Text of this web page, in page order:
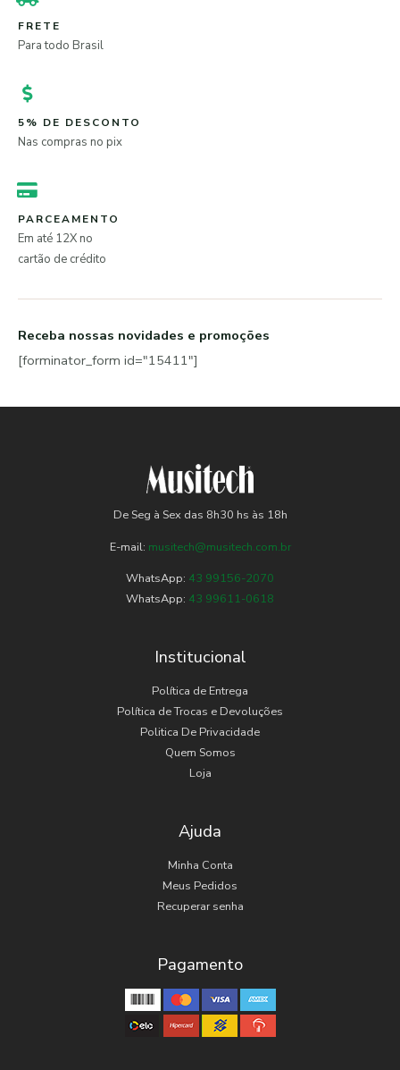
FRETE
Para todo Brasil
5% DE DESCONTO
Nas compras no pix
PARCEAMENTO
Em até 12X no
cartão de crédito
Receba nossas novidades e promoções
[forminator_form id="15411"]
De Seg à Sex das 8h30 hs às 18h
E-mail: musitech@musitech.com.br
WhatsApp: 43 99156-2070
WhatsApp: 43 99611-0618
Institucional
Política de Entrega
Política de Trocas e Devoluções
Politica De Privacidade
Quem Somos
Loja
Ajuda
Minha Conta
Meus Pedidos
Recuperar senha
Pagamento